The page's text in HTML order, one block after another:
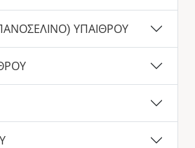
ΥΠΑΙΘΡΟΥ